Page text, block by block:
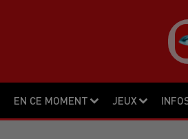
EN CE MOMENT JEUX